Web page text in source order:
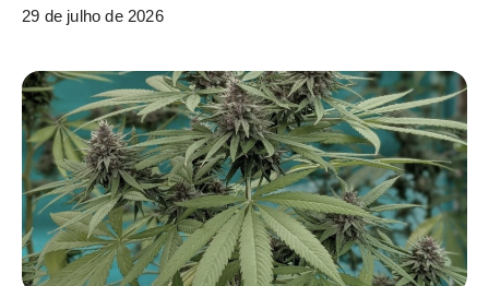
29 de julho de 2026